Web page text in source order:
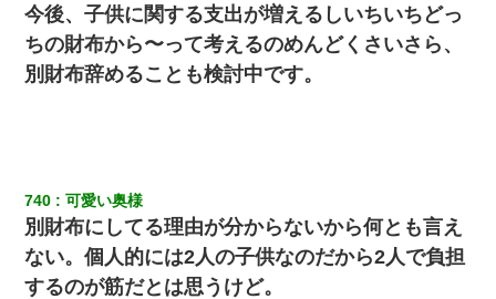
夫の友達がBBQを定期的に開催して夫婦で参加してたんだけど、
女性側のリーダーみたいな人に「BBQは友達とやりなよ！」と言
われて…
アパートのドアに『ハンザイ者！この人はさいあくの人です』と
張り紙が！大家「面倒はごめんだよ」私「はあ」→警察に行き、
見回りで犯人が捕まったが、それが…｜生活｜ヌルポあんてな
今後、子供に関する支出が増えるしいちいちどっ
ちの財布から〜って考えるのめんどくさいさら、
別財布辞めることも検討中です。
740 可愛い奥様
別財布にしてる理由が分からないから何とも言え
ない。個人的には2人の子供なのだから2人で負担
するのが筋だとは思うけど。